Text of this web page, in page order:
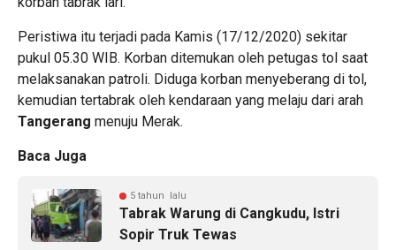
Peristiwa itu terjadi pada Kamis (17/12/2020) sekitar
pukul 05.30 WIB. Korban ditemukan oleh petugas tol saat
melaksanakan patroli. Diduga korban menyeberang di tol,
kemudian tertabrak oleh kendaraan yang melaju dari arah
Tangerang menuju Merak.
Baca Juga
5 tahun lalu
Tabrak Warung di Cangkudu, Istri
Sopir Truk Tewas